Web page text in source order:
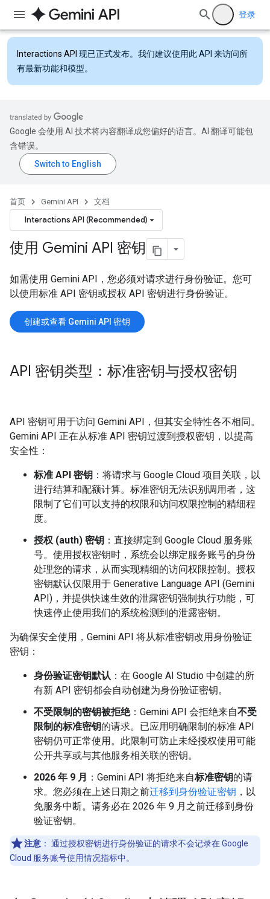
登录
Interactions API 现已正式发布。我们建议使用此 API 来访问所
有最新功能和模型。
Google 会使用 AI 技术将内容翻译成您偏好的语言。AI 翻译可能包
含错误。
首页 Gemini API 文档
Interactions API (Recommended)
使用 Gemini API 密钥
如需使用 Gemini API，您必须对请求进行身份验证。您可
以使用标准 API 密钥或授权 API 密钥进行身份验证。
创建或查看 Gemini API 密钥
API 密钥类型：标准密钥与授权密钥
API 密钥可用于访问 Gemini API，但其安全特性各不相同。
Gemini API 正在从标准 API 密钥过渡到授权密钥，以提高
安全性：
标准 API 密钥 ：将请求与 Google Cloud 项目关联，以
进行结算和配额计算。标准密钥无法识别调用者，这
限制了它们可以支持的权限和访问权限控制的精细程
度。
授权 (auth) 密钥 ：直接绑定到 Google Cloud 服务账
号。使用授权密钥时，系统会以绑定服务账号的身份
处理您的请求，从而实现精细的访问权限控制。授权
密钥默认仅限用于 Generative Language API (Gemini
API)，并提供快速生效的泄露密钥强制执行功能，可
快速停止使用我们的系统检测到的泄露密钥。
为确保安全使用，Gemini API 将从标准密钥改用身份验证
密钥：
身份验证密钥默认 ：在 Google AI Studio 中创建的所
有新 API 密钥都会自动创建为身份验证密钥。
不受限制的密钥被拒绝：Gemini API 会拒绝来自不受
限制的标准密钥的请求。已应用明确限制的标准 API
密钥仍可正常使用。此限制可防止未经授权使用可能
公开共享或与其他服务相关联的密钥。
2026 年 9 月 ：Gemini API 将拒绝来自标准密钥的请
求。您必须在上述日期之前迁移到身份验证密钥 ，以
免服务中断。请务必在 2026 年 9 月之前迁移到身份
验证密钥。
注意 ： 通过授权密钥进行身份验证的请求不会记录在 Google
Cloud 服务账号使用情况指标中。